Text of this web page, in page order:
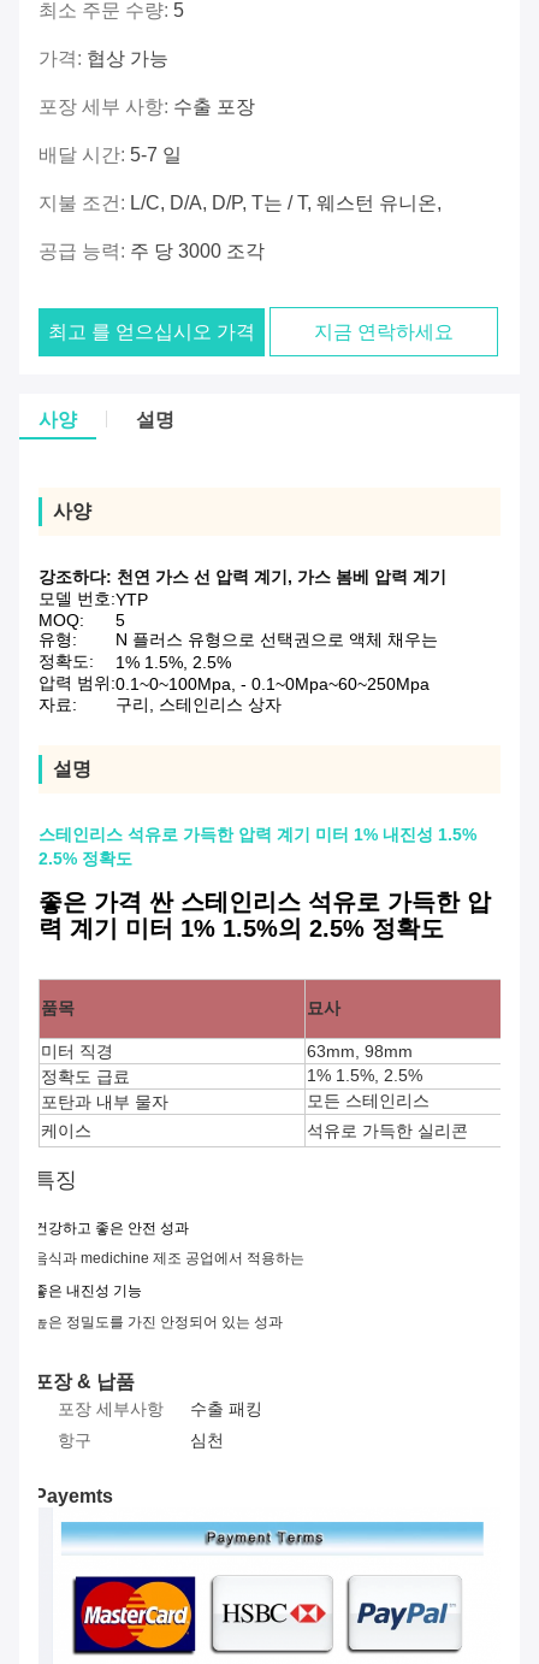
최소 주문 수량: 5
가격: 협상 가능
포장 세부 사항: 수출 포장
배달 시간: 5-7 일
지불 조건: L/C, D/A, D/P, T는 / T, 웨스턴 유니온,
공급 능력: 주 당 3000 조각
최고 를 얻으십시오 가격 지금 연락하세요
사양 설명
사양
강조하다: 천연 가스 선 압력 계기 , 가스 봄베 압력 계기
모델 번호:YTP
MOQ:
5
유형:
N 플러스 유형으로 선택권으로 액체 채우는
정확도:
1% 1.5%, 2.5%
압력 범위:0.1~0~100Mpa, - 0.1~0Mpa~60~250Mpa
자료:
구리, 스테인리스 상자
설명
스테인리스 석유로 가득한 압력 계기 미터 1% 내진성 1.5%
2.5% 정확도
좋은 가격 싼 스테인리스 석유로 가득한 압
력 계기 미터 1% 1.5%의 2.5% 정확도
품목 묘사
미터 직경
63mm, 98mm
정확도 급료
1% 1.5%, 2.5%
포탄과 내부 물자
모든 스테인리스
케이스
석유로 가득한 실리콘
특징
건강하고 좋은 안전 성과
음식과 medichine 제조 공업에서 적용하는
좋은 내진성 기능
높은 정밀도를 가진 안정되어 있는 성과
포장 & 납품
포장 세부사항
수출 패킹
항구
심천
Payemts